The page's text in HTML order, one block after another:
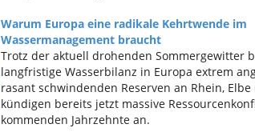
Warum Europa eine radikale Kehrtwende im
Wassermanagement braucht
Trotz der aktuell drohenden Sommergewitter
langfristige Wasserbilanz in Europa extrem
rasant schwindenden Reserven an Rhein,
kündigen bereits jetzt massive
kommenden Jahrzehnte an.